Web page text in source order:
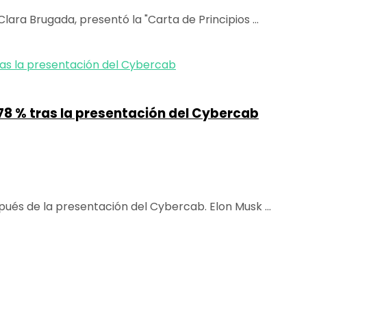
Brugada, presentó la "Carta de Principios ...
% tras la presentación del Cybercab
de la presentación del Cybercab. Elon Musk ...